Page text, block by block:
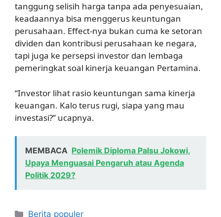
tanggung selisih harga tanpa ada penyesuaian,
keadaannya bisa menggerus keuntungan
perusahaan. Effect-nya bukan cuma ke setoran
dividen dan kontribusi perusahaan ke negara,
tapi juga ke persepsi investor dan lembaga
pemeringkat soal kinerja keuangan Pertamina.
“Investor lihat rasio keuntungan sama kinerja
keuangan. Kalo terus rugi, siapa yang mau
investasi?” ucapnya.
MEMBACA Polemik Diploma Palsu Jokowi,
Upaya Menguasai Pengaruh atau Agenda
Politik 2029?
Kategori
Berita populer